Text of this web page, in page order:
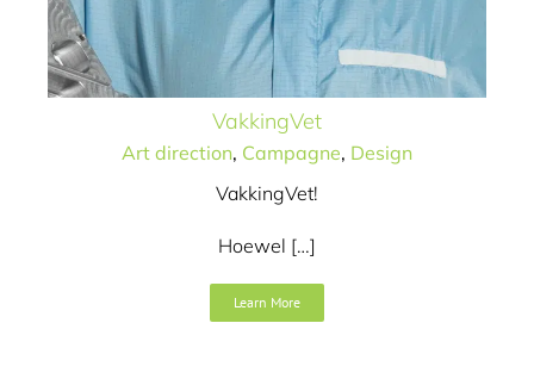
VakkingVet
Art direction, Campagne, Design
VakkingVet!
Hoewel […]
Learn More
LIVIN’ Academy
Campagne Concept / idee